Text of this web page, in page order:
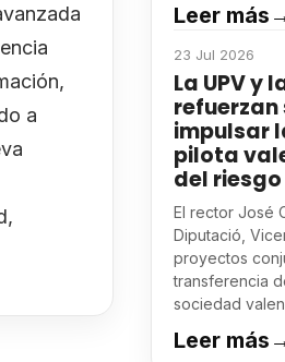
a
Leer más
23 Jul 2026
La UPV y
impulsar
pilota
del
El rector José
Diputació,
proyectos
transferencia
sociedad
Leer más